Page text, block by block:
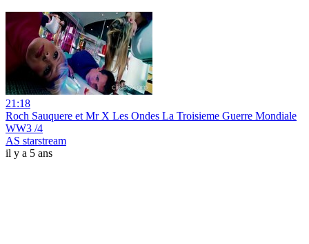
21:18
Roch Sauquere et Mr X Les Ondes La Troisieme Guerre Mondiale
WW3 /4
AS starstream
il y a 5 ans